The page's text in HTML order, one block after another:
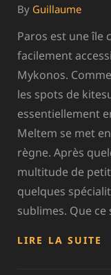
By Guillaume
Paros est une île
facilement
Mykonos.
les spots de
essentiellement
Meltem se met
règne. Après
multitude de
quelques
sublimes. Que
LIRE LA SUITE